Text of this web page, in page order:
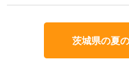
茨城県の夏